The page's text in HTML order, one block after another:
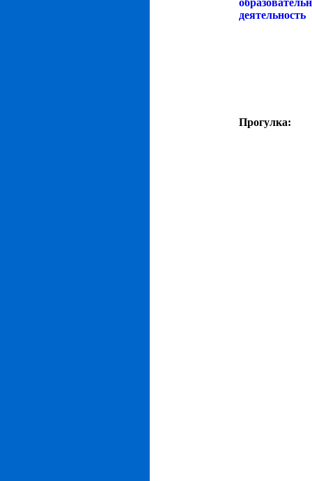
деятельность
Прогулка: